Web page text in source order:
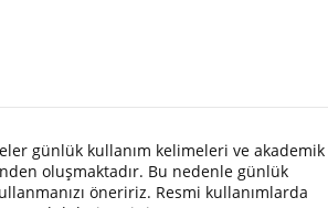
günlük kullanım kelimeleri ve akademik
oluşmaktadır. Bu nedenle günlük
öneririz. Resmi kullanımlarda